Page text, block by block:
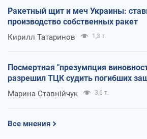
Ракетный щит и меч Украины:
производство собственных ракет
Кирилл Татаринов 1,3 т.
Посмертная "презумпция
разрешил ТЦК судить погибших
Марина Ставнійчук 3,6 т.
Все мнения